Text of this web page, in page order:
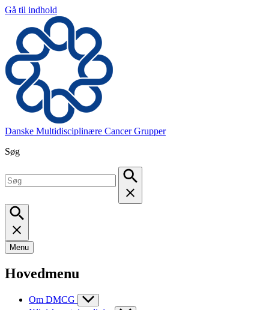
Gå til indhold
Danske Multidisciplinære Cancer Grupper
Søg
Menu
Hovedmenu
Om DMCG